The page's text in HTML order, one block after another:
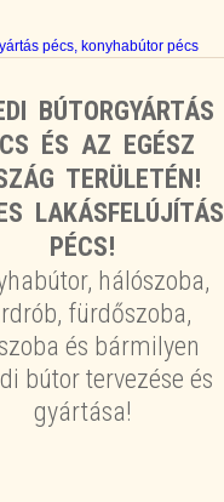
BÚTORGYÁRTÁS
ÉS AZ EGÉSZ
TERÜLETÉN!
LAKÁSFELÚJÍTÁS
PÉCS!
hálószoba,
fürdőszoba,
és bármilyen
bútor tervezése és
gyártása!